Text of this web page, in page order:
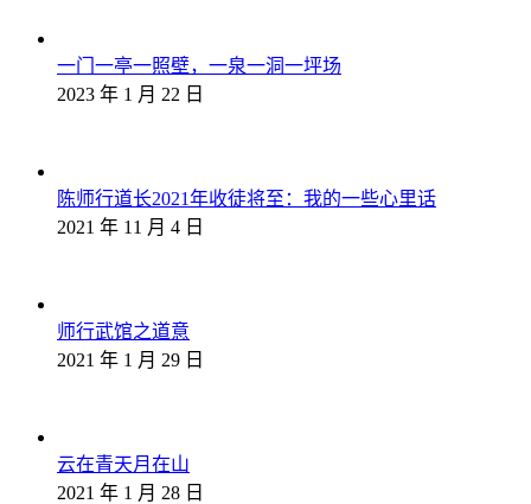
一门一亭一照壁，一泉一洞一坪场
2023 年 1 月 22 日
陈师行道长2021年收徒将至：我的一些心里话
2021 年 11 月 4 日
师行武馆之道意
2021 年 1 月 29 日
云在青天月在山
2021 年 1 月 28 日